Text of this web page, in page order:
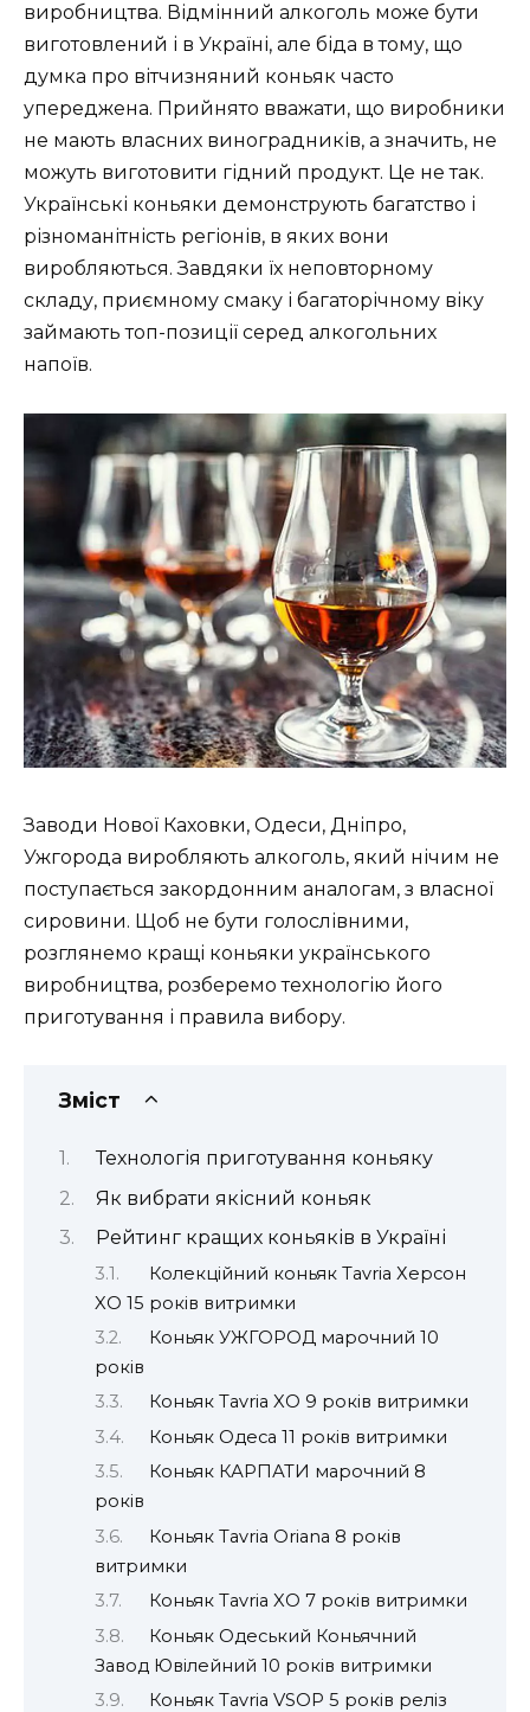
виробництва. Відмінний алкоголь може бути
виготовлений і в Україні, але біда в тому, що
думка про вітчизняний коньяк часто
упереджена. Прийнято вважати, що виробники
не мають власних виноградників, а значить, не
можуть виготовити гідний продукт. Це не так.
Українські коньяки демонструють багатство і
різноманітність регіонів, в яких вони
виробляються. Завдяки їх неповторному
складу, приємному смаку і багаторічному віку
займають топ-позиції серед алкогольних
напоїв.
Заводи Нової Каховки, Одеси, Дніпро,
Ужгорода виробляють алкоголь, який нічим не
поступається закордонним аналогам, з власної
сировини. Щоб не бути голослівними,
розглянемо кращі коньяки українського
виробництва, розберемо технологію його
приготування і правила вибору.
Зміст
Технологія приготування коньяку
Як вибрати якісний коньяк
Рейтинг кращих коньяків в Україні
Колекційний коньяк Tavria Херсон
XO 15 років витримки
Коньяк УЖГОРОД марочний 10
років
Коньяк Tavria XO 9 років витримки
Коньяк Одеса 11 років витримки
Коньяк КАРПАТИ марочний 8
років
Коньяк Tavria Oriana 8 років
витримки
Коньяк Tavria XO 7 років витримки
Коньяк Одеський Коньячний
Завод Ювілейний 10 років витримки
Коньяк Tavria VSOP 5 років реліз